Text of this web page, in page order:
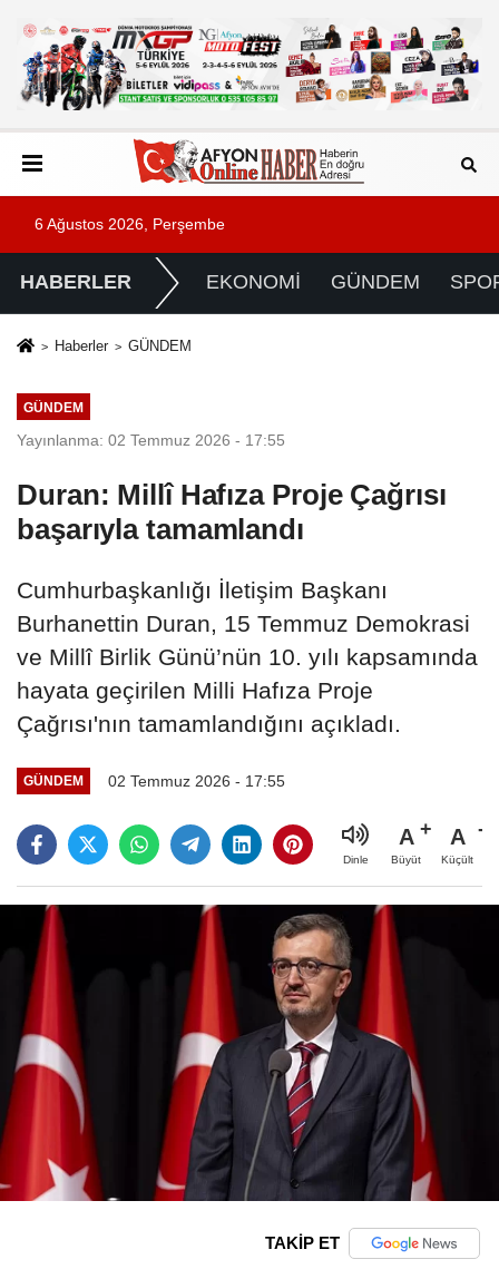
6 Ağustos 2026, Perşembe
HABERLER EKONOMİ GÜNDEM
Haberler GÜNDEM
GÜNDEM
Yayınlanma: 02 Temmuz 2026 - 17:55
Duran: Millî Hafıza Proje Çağrısı
başarıyla tamamlandı
Cumhurbaşkanlığı İletişim Başkanı
Burhanettin Duran, 15 Temmuz Demokrasi
ve Millî Birlik Günü’nün 10. yılı kapsamında
hayata geçirilen Milli Hafıza Proje
Çağrısı'nın tamamlandığını açıkladı.
GÜNDEM 02 Temmuz 2026 - 17:55
Dinle
A
Büyüt
A
Küçült
TAKİP ET